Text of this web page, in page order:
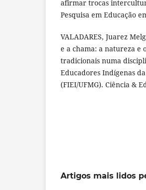
afirmar trocas
Pesquisa em Educação
VALADARES, Juarez
e a chama: a natureza e
tradicionais numa
Educadores Indígenas
(FIEI/UFMG). Ciência &
Artigos mais lidos